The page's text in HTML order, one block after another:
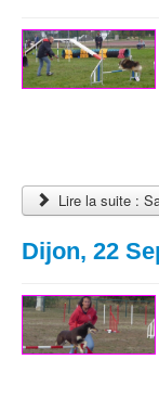
Lire la suite :
Dijon, 22